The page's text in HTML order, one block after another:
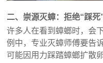
二、崇源灭蟑：拒绝“踩死
许多人在看到蟑螂时，会
例中，专业灭蟑师傅要告
可能因用力踩踏蟑螂扩散